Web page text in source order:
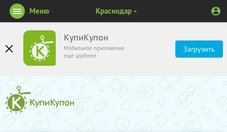
КупиКупон
Мобильное приложение
ещё удобнее
Загрузить
Меню Краснодар